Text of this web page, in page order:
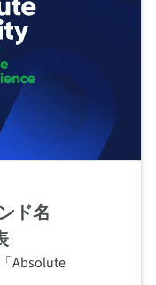
ド名
Absolute